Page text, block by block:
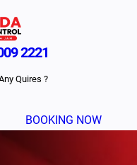
2221
Quires ?
BOOKING NOW